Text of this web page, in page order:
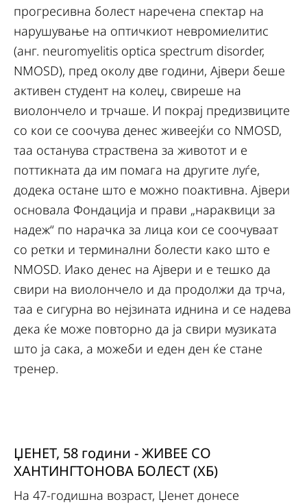
прогресивна болест наречена спектар на
нарушување на оптичкиот невромиелитис
(анг. neuromyelitis optica spectrum disorder,
NMOSD), пред околу две години, Ајвери беше
активен студент на колеџ, свиреше на
виолончело и трчаше. И покрај предизвиците
со кои се соочува денес живеејќи со NMOSD,
таа останува страствена за животот и е
поттикната да им помага на другите луѓе,
додека остане што е можно поактивна. Ајвери
основала Фондација и прави „нараквици за
надеж“ по нарачка за лица кои се соочуваат
со ретки и терминални болести како што е
NMOSD. Иако денес на Ајвери и е тешко да
свири на виолончело и да продолжи да трча,
таа е сигурна во нејзината иднина и се надева
дека ќе може повторно да ја свири музиката
што ја сака, а можеби и еден ден ќе стане
тренер.
ЏЕНЕТ, 58 години - ЖИВЕЕ СО
ХАНТИНГТОНОВА БОЛЕСТ (ХБ)
На 47-годишна возраст, Џенет донесе